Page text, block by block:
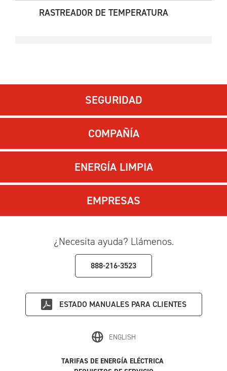
RASTREADOR DE TEMPERATURA
SEGURIDAD
COMPAÑÍA
ENERGÍA LIMPIA
EMPRESAS
¿Necesita ayuda? Llámenos.
888-216-3523
ESTADO MANUALES PARA CLIENTES
ENGLISH
TARIFAS DE ENERGÍA ELÉCTRICA